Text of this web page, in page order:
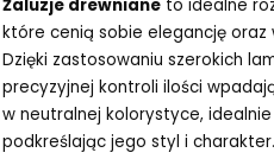
Żaluzje drewniane to idealne
które cenią sobie elegancję oraz
Dzięki zastosowaniu szerokich
precyzyjnej kontroli ilości
w neutralnej kolorystyce,
podkreślając jego styl i charakter.